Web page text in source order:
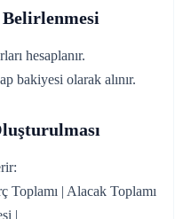
hesaplanır.
bakiyesi olarak alınır.
Toplamı | Alacak Toplamı
|